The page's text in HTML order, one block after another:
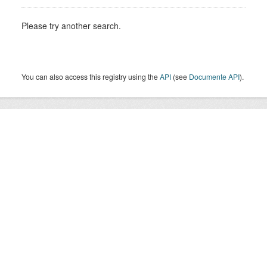
Please try another search.
You can also access this registry using theAPI (see Documente API).